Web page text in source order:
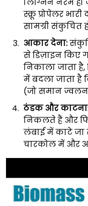
लिग्निन नरम हो
स्क्रू प्रोपेलर
सामग्री संकुचित
आकार देना:
से डिज़ाइन किए
निकाला जाता
में बदला जाता है
(जो समान
ठंडक और
निकलते हैं और
लंबाई में काटे जा
चारकोल में और